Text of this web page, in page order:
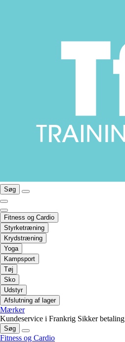
Søg
Fitness og Cardio
Styrketræning
Krydstræning
Yoga
Kampsport
Tøj
Sko
Udstyr
Afslutning af lager
Mærker
Kundeservice i Frankrig Sikker betaling
Søg
Fitness og Cardio